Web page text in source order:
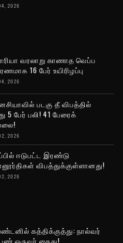
2026
வரலாறு காணாத வெப்ப
16 பேர் உயிரிழப்பு
2026
படகு தீ விபத்தில்
5 பேர் பலி! 41 பேரைக்
2026
ஈடுபட்ட இரண்டு
விபத்துக்குள்ளானது!
2026
கத்திக்குத்து: நால்வர்
ஒருவர் கைது!